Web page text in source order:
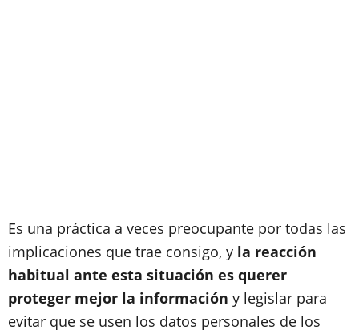
Es una práctica a veces preocupante por todas las
implicaciones que trae consigo, y la reacción
habitual ante esta situación es querer
proteger mejor la información y legislar para
evitar que se usen los datos personales de los